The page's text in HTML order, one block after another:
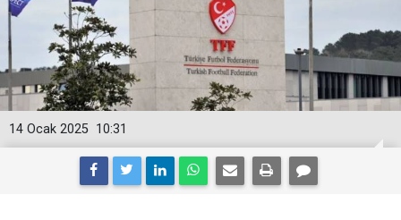
10:31
14 Ocak 2025